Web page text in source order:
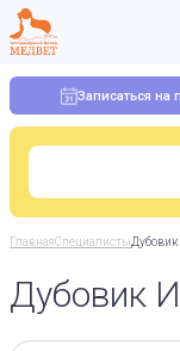
Записаться на
ГлавнаяСпециалисты
Дубовик